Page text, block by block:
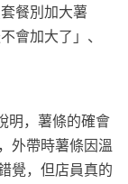
餐別加大薯
會加大了」、
明，薯條的確會
外帶時薯條因溫
覺，但店員真的